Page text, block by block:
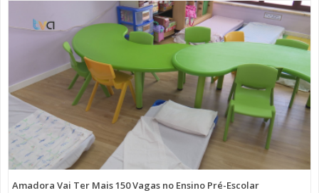
Amadora Vai Ter Mais 150 Vagas no Ensino Pré-Escolar